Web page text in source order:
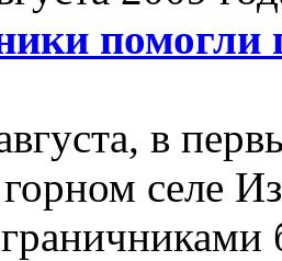
помогли
в
селе